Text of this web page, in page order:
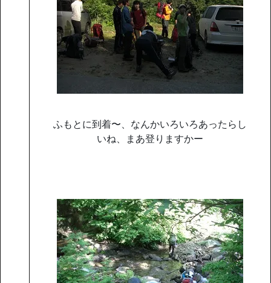
ふもとに到着〜、なんかいろいろあったらし
いね、まあ登りますかー